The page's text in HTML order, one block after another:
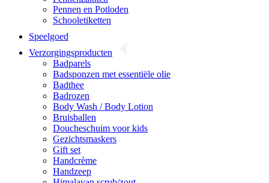
Pennen en Potloden
Schooletiketten
Speelgoed
Verzorgingsproducten
Badparels
Badsponzen met essentiële olie
Badthee
Badrozen
Body Wash / Body Lotion
Bruisballen
Doucheschuim voor kids
Gezichtsmaskers
Gift set
Handcrème
Handzeep